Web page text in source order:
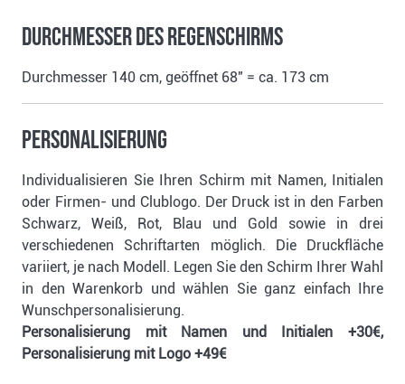
Durchmesser des Regenschirms
Durchmesser 140 cm, geöffnet 68" = ca. 173 cm
Personalisierung
Individualisieren Sie Ihren Schirm mit Namen, Initialen
oder Firmen- und Clublogo. Der Druck ist in den Farben
Schwarz, Weiß, Rot, Blau und Gold sowie in drei
verschiedenen Schriftarten möglich. Die Druckfläche
variiert, je nach Modell. Legen Sie den Schirm Ihrer Wahl
in den Warenkorb und wählen Sie ganz einfach Ihre
Wunschpersonalisierung.
Personalisierung mit Namen und Initialen +30€,
Personalisierung mit Logo +49€